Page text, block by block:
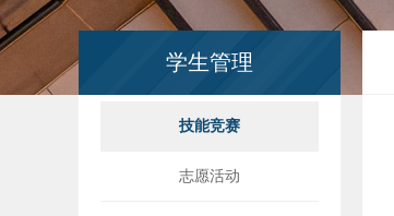
学生管理
技能竞赛
志愿活动